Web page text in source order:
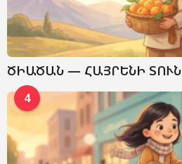
ԾԻԱԾԱՆ — ՀԱՅՐԵՆԻ ՏՈՒՆ
4